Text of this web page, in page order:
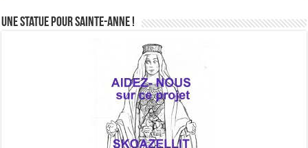
Une statue pour Sainte-Anne !